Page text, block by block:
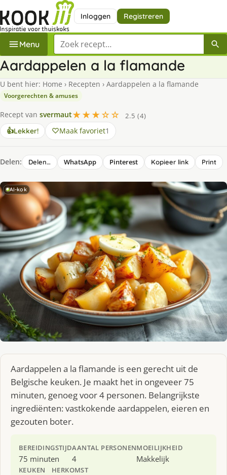
Inloggen Registreren
Menu Zoek een recept
Aardappelen a la flamande
U bent hier: Home › Recepten › Aardappelen a la flamande
Voorgerechten & amuses
Recept van svermaut★★★☆☆
2.5 (4)
👍Lekker! Maak favoriet1
Delen: Delen… WhatsApp Pinterest Kopieer link Print
AI-kok
Aardappelen a la flamande is een gerecht uit de
Belgische keuken. Je maakt het in ongeveer 75
minuten, genoeg voor 4 personen. Belangrijkste
ingrediënten: vastkokende aardappelen, eieren en
gezouten boter.
BEREIDINGSTIJD
75 minuten
AANTAL PERSONEN
4
MOEILIJKHEID
Makkelijk
KEUKEN HERKOMST